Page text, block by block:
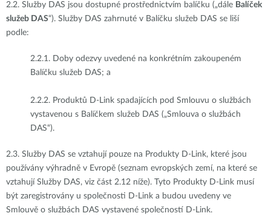
2.2. Služby DAS jsou dostupné prostřednictvím balíčku („dále Balíček
služeb DAS“). Služby DAS zahrnuté v Balíčku služeb DAS se liší
podle:
2.2.1. Doby odezvy uvedené na konkrétním zakoupeném
Balíčku služeb DAS; a
2.2.2. Produktů D-Link spadajících pod Smlouvu o službách
vystavenou s Balíčkem služeb DAS („Smlouva o službách
DAS“).
2.3. Služby DAS se vztahují pouze na Produkty D-Link, které jsou
používány výhradně v Evropě (seznam evropských zemí, na které se
vztahují Služby DAS, viz část 2.12 níže). Tyto Produkty D-Link musí
být zaregistrovány u společnosti D-Link a budou uvedeny ve
Smlouvě o službách DAS vystavené společností D-Link.